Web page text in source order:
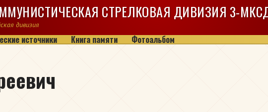
СТРЕЛКОВАЯ ДИВИЗИЯ 3-
дивизия
источники Книга памяти Фотоальбом